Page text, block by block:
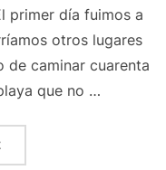
primer día fuimos a
otros lugares
de caminar cuarenta
que no …